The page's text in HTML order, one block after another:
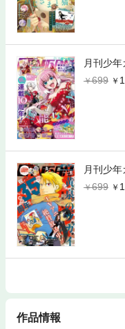
月刊少
699
月刊少
699
作品情報